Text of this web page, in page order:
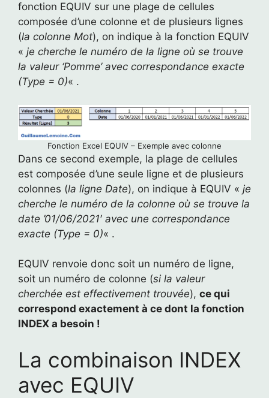
fonction EQUIV sur une plage de cellules
composée d’une colonne et de plusieurs lignes
(la colonne Mot), on indique à la fonction EQUIV
« je cherche le numéro de la ligne où se trouve
la valeur ‘Pomme’ avec correspondance exacte
(Type = 0)« .
Fonction Excel EQUIV – Exemple avec colonne
Dans ce second exemple, la plage de cellules
est composée d’une seule ligne et de plusieurs
colonnes (la ligne Date), on indique à EQUIV « je
cherche le numéro de la colonne où se trouve la
date ’01/06/2021′ avec une correspondance
exacte (Type = 0)« .
EQUIV renvoie donc soit un numéro de ligne,
soit un numéro de colonne (si la valeur
cherchée est effectivement trouvée), ce qui
correspond exactement à ce dont la fonction
INDEX a besoin !
La combinaison INDEX
avec EQUIV